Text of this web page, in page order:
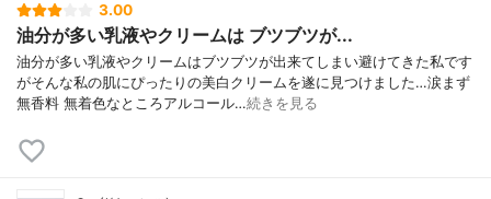
3.00
油分が多い乳液やクリームは ブツブツが...
油分が多い乳液やクリームはブツブツが出来てしまい避けてきた私です
がそんな私の肌にぴったりの美白クリームを遂に見つけました…涙まず
無香料 無着色なところアルコール…続きを見る